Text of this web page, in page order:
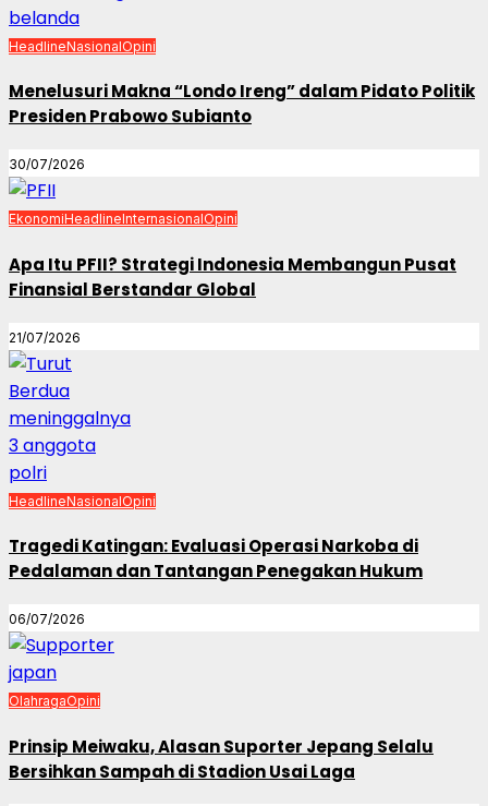
HeadlineNasionalOpini
Menelusuri Makna “Londo Ireng” dalam Pidato Politik
Presiden Prabowo Subianto
30/07/2026
EkonomiHeadlineInternasionalOpini
Apa Itu PFII? Strategi Indonesia Membangun Pusat
Finansial Berstandar Global
21/07/2026
HeadlineNasionalOpini
Tragedi Katingan: Evaluasi Operasi Narkoba di
Pedalaman dan Tantangan Penegakan Hukum
06/07/2026
OlahragaOpini
Prinsip Meiwaku, Alasan Suporter Jepang Selalu
Bersihkan Sampah di Stadion Usai Laga